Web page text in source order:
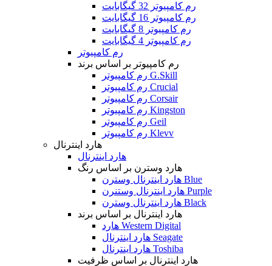
رم کامپیوتر 32 گیگابایت
رم کامپیوتر 16 گیگابایت
رم کامپیوتر 8 گیگابایت
رم کامپیوتر 4 گیگابایت
رم کامپیوتر
رم کامپیوتر بر اساس برند
رم کامپیوتر G.Skill
رم کامپیوتر Crucial
رم کامپیوتر Corsair
رم کامپیوتر Kingston
رم کامپیوتر Geil
رم کامپیوتر Klevv
هارد اینترنال
هارد اینترنال
هارد وسترن بر اساس رنگ
هارد اینترنال وسترن Blue
هارد اینترنال وستنرن Purple
هارد اینترنال وسترن Black
هارد اینترنال بر اساس برند
هارد Western Digital
هارد اینترنال Seagate
هارد اینترنال Toshiba
هارد اینترنال بر اساس ظرفیت